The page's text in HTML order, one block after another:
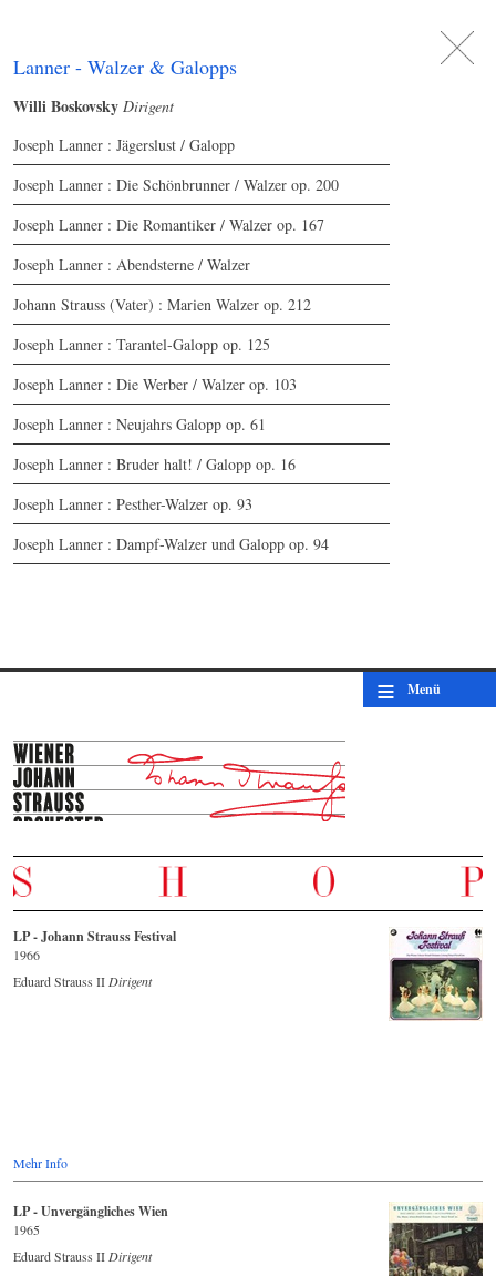
Lanner - Walzer & Galopps
Willi Boskovsky Dirigent
Joseph Lanner : Jägerslust / Galopp
Joseph Lanner : Die Schönbrunner / Walzer op. 200
Joseph Lanner : Die Romantiker / Walzer op. 167
Joseph Lanner : Abendsterne / Walzer
Johann Strauss (Vater) : Marien Walzer op. 212
Joseph Lanner : Tarantel-Galopp op. 125
Joseph Lanner : Die Werber / Walzer op. 103
Joseph Lanner : Neujahrs Galopp op. 61
Joseph Lanner : Bruder halt! / Galopp op. 16
Joseph Lanner : Pesther-Walzer op. 93
Joseph Lanner : Dampf-Walzer und Galopp op. 94
≡ Menü
LP - Johann Strauss Festival
1966
Eduard Strauss II Dirigent
Mehr Info
LP - Unvergängliches Wien
1965
Eduard Strauss II Dirigent